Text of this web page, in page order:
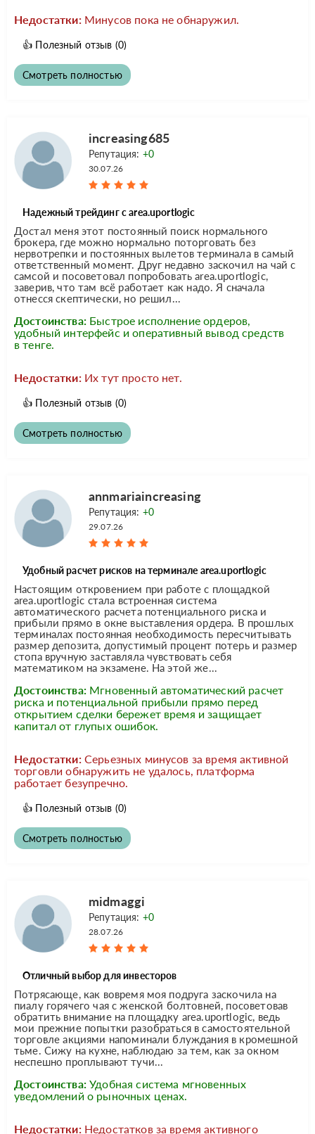
Недостатки: Минусов пока не обнаружил.
👍 Полезный отзыв (0)
Смотреть полностью
increasing685
Репутация: +0
30.07.26
Надежный трейдинг с area.uportlogic
Достал меня этот постоянный поиск нормального
брокера, где можно нормально поторговать без
нервотрепки и постоянных вылетов терминала в самый
ответственный момент. Друг недавно заскочил на чай с
самсой и посоветовал попробовать area.uportlogic,
заверив, что там всё работает как надо. Я сначала
отнесся скептически, но решил...
Достоинства: Быстрое исполнение ордеров,
удобный интерфейс и оперативный вывод средств
в тенге.
Недостатки: Их тут просто нет.
👍 Полезный отзыв (0)
Смотреть полностью
annmariaincreasing
Репутация: +0
29.07.26
Удобный расчет рисков на терминале area.uportlogic
Настоящим откровением при работе с площадкой
area.uportlogic стала встроенная система
автоматического расчета потенциального риска и
прибыли прямо в окне выставления ордера. В прошлых
терминалах постоянная необходимость пересчитывать
размер депозита, допустимый процент потерь и размер
стопа вручную заставляла чувствовать себя
математиком на экзамене. На этой же...
Достоинства: Мгновенный автоматический расчет
риска и потенциальной прибыли прямо перед
открытием сделки бережет время и защищает
капитал от глупых ошибок.
Недостатки: Серьезных минусов за время активной
торговли обнаружить не удалось, платформа
работает безупречно.
👍 Полезный отзыв (0)
Смотреть полностью
midmaggi
Репутация: +0
28.07.26
Отличный выбор для инвесторов
Потрясающе, как вовремя моя подруга заскочила на
пиалу горячего чая с женской болтовней, посоветовав
обратить внимание на площадку area.uportlogic, ведь
мои прежние попытки разобраться в самостоятельной
торговле акциями напоминали блуждания в кромешной
тьме. Сижу на кухне, наблюдаю за тем, как за окном
неспешно проплывают тучи...
Достоинства: Удобная система мгновенных
уведомлений о рыночных ценах.
Недостатки: Недостатков за время активного